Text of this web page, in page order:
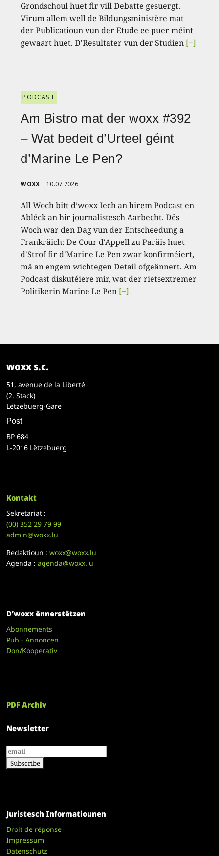
Grondschoul huet fir vill Debatte gesuergt.
Virum allem well de Bildungsministère mat
der Publicatioun vun der Etude ee puer méint
gewaart huet. D'Resultater vun der Studien [+]
PODCAST
Am Bistro mat der woxx #392
– Wat bedeit d’Urteel géint
d’Marine Le Pen?
WOXX 10.07.2026
All Woch bitt d’woxx Iech an hirem Podcast en
Abléck an hir journalistesch Aarbecht. Dës
Woch war den Dag vun der Entscheedung a
Frankräich: De Cour d'Appell zu Paräis huet
d'Strof fir d'Marine Le Pen zwar konfirméiert,
mä an engem wichtegen Detail ofgeännert. Am
Podcast diskutéiere mir, wat der rietsextremer
Politikerin Marine Le Pen [+]
woxx s.c.
51, avenue de la Liberté
(2. Stack)
Lëtzebuerg-Gare
Post
BP 684
L-2016 Lëtzebuerg
Kontakt
Sekretariat :
(00)352 29 79 99
admin@woxx.lu
Redaktioun :woxx@woxx.lu
Agenda :agenda@woxx.lu
D’woxx ënnerstëtzen
Abonnements
Pub - Annoncen
Don/Kooperativ
PDF Archiv
Newsletter
Juristesch Informatiounen
Droit de réponse
Impressum
Datenschutz